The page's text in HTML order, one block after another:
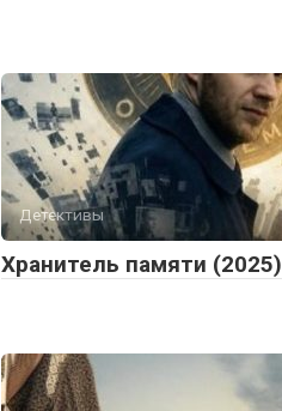
Детективы
Хранитель памяти (2025)